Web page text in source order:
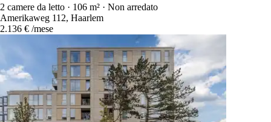
2 camere da letto · 106 m² · Non arredato
Amerikaweg 112, Haarlem
2.136 € /mese